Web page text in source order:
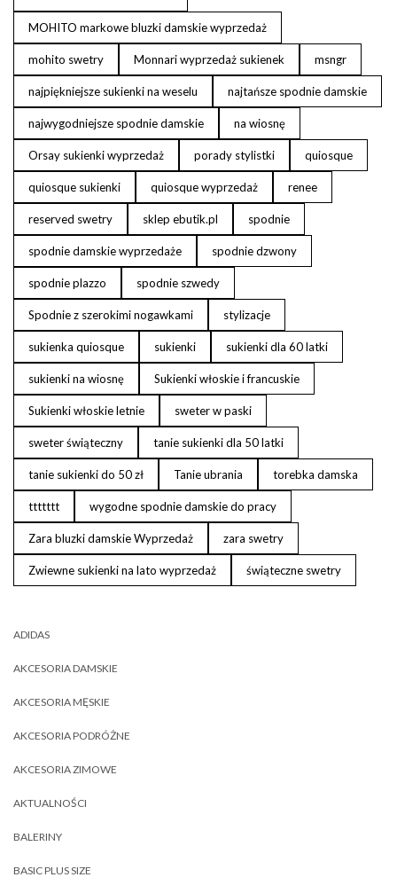
MOHITO markowe bluzki damskie wyprzedaż
mohito swetry Monnari wyprzedaż sukienek msngr
najpiękniejsze sukienki na weselu najtańsze spodnie damskie
najwygodniejsze spodnie damskie na wiosnę
Orsay sukienki wyprzedaż porady stylistki quiosque
quiosque sukienki quiosque wyprzedaż renee
reserved swetry sklep ebutik.pl spodnie
spodnie damskie wyprzedaże spodnie dzwony
spodnie plazzo spodnie szwedy
Spodnie z szerokimi nogawkami stylizacje
sukienka quiosque sukienki sukienki dla 60 latki
sukienki na wiosnę Sukienki włoskie i francuskie
Sukienki włoskie letnie sweter w paski
sweter świąteczny tanie sukienki dla 50 latki
tanie sukienki do 50 zł Tanie ubrania torebka damska
ttttttt wygodne spodnie damskie do pracy
Zara bluzki damskie Wyprzedaż zara swetry
Zwiewne sukienki na lato wyprzedaż świąteczne swetry
ADIDAS
AKCESORIA DAMSKIE
AKCESORIA MĘSKIE
AKCESORIA PODRÓŻNE
AKCESORIA ZIMOWE
AKTUALNOŚCI
BALERINY
BASIC PLUS SIZE